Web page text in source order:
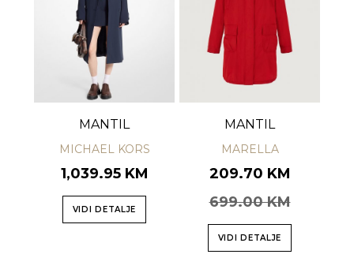
MANTIL
MICHAEL KORS
1,039.95 KM
VIDI DETALJE
MANTIL
MARELLA
209.70 KM
699.00 KM
VIDI DETALJE